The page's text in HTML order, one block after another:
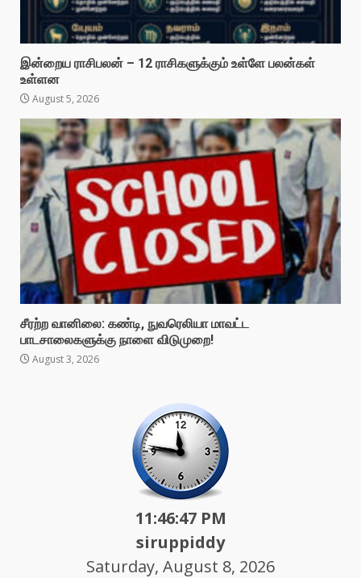
இன்றைய ராசிபலன் – 12 ராசிகளுக்கும் உள்ளே பலன்கள்
உள்ளன
August 5, 2026
சீரற்ற வானிலை: கண்டி, நுவரெலியா மாவட்ட
பாடசாலைகளுக்கு நாளை விடுமுறை!
August 3, 2026
11:46:49 PM
siruppiddy
Saturday, August 8, 2026